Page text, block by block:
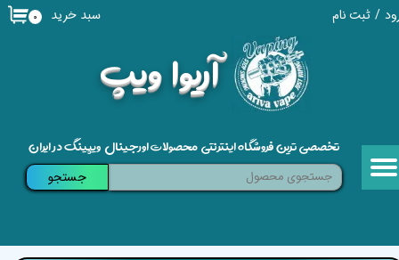
/ ثبت نام
حساب کاربری من
خروج از حساب کاربری
​آریوا ویپ
۰ سبد خرید
تخصصی ترین فروشگاه اینترنتی محصولات اورجینال ویپینگ در ایران
جستجو